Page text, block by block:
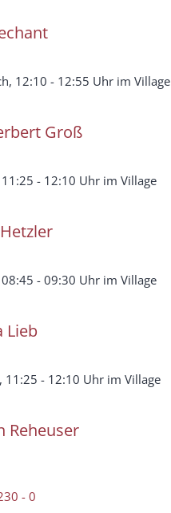
12:10 - 12:55 Uhr im Village
Groß
- 12:10 Uhr im Village
Hetzler
- 09:30 Uhr im Village
Lieb
11:25 - 12:10 Uhr im Village
Reheuser
- 0